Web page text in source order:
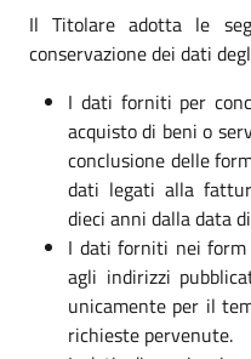
Il Titolare adotta le
conservazione dei dati
I dati forniti per
acquisto di beni o
conclusione delle
dati legati alla
dieci anni dalla data
I dati forniti nei
agli indirizzi
unicamente per il
richieste pervenute.